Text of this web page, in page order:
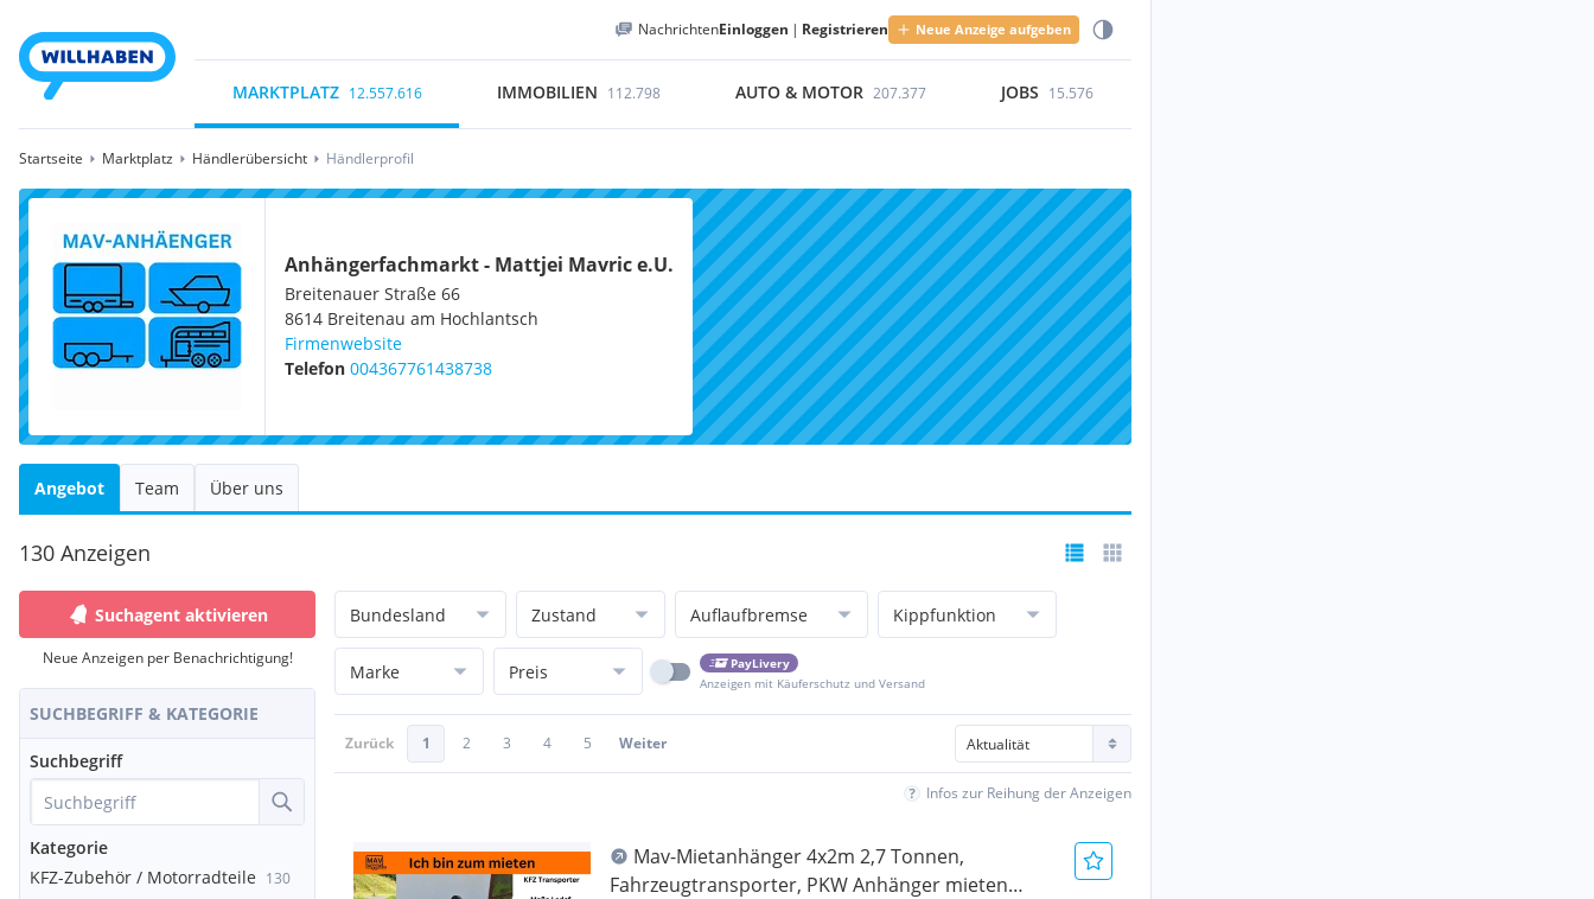
NachrichtenEinloggen | Registrieren Neue Anzeige aufgeben
MARKTPLATZ 12.557.616 IMMOBILIEN 112.798 AUTO & MOTOR 207.377 JOBS 15.576
Startseite Marktplatz Händlerübersicht Händlerprofil
Anhängerfachmarkt - Mattjei Mavric e.U.
Breitenauer Straße 66
8614 Breitenau am Hochlantsch
Firmenwebsite
Telefon 004367761438738
Angebot Team Über uns
130 Anzeigen
Suchagent aktivieren
Neue Anzeigen per Benachrichtigung!
SUCHBEGRIFF & KATEGORIE
Suchbegriff
Kategorie
KFZ-Zubehör / Motorradteile 130
Bundesland Zustand Auflaufbremse Kippfunktion
Marke Preis
PayLivery
Anzeigen mit Käuferschutz und Versand
Zurück 1 2 3 4 5 Weiter
Infos zur Reihung der Anzeigen
Mav-Mietanhänger 4x2m 2,7 Tonnen,
Fahrzeugtransporter, PKW Anhänger mieten